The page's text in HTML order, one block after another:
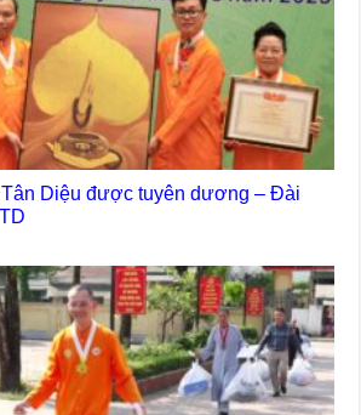
Diệu được tuyên dương – Đài